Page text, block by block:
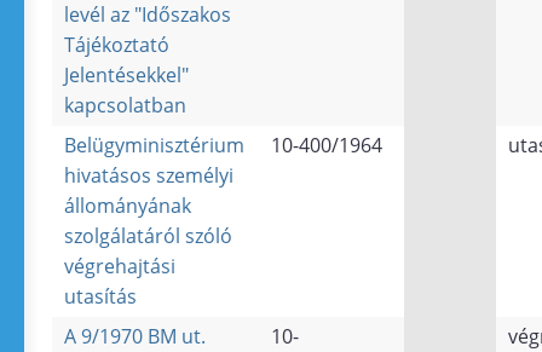
levél az "Időszakos
Tájékoztató
Jelentésekkel"
kapcsolatban
Belügyminisztérium
hivatásos személyi
állományának
szolgálatáról szóló
végrehajtási
utasítás
10-400/1964
A 9/1970 BM ut.
10-